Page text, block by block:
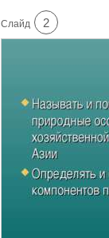
Cлайд 2